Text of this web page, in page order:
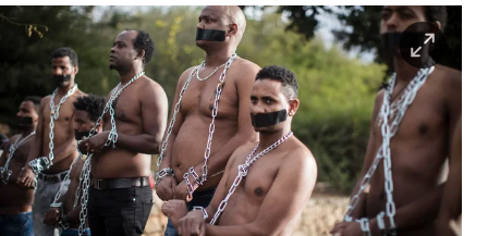
sport
berlin
nord
wahrheit
verlag